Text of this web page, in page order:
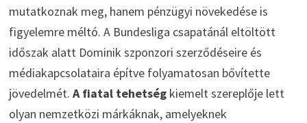
mutatkoznak meg, hanem pénzügyi növekedése is
figyelemre méltó. A Bundesliga csapatánál eltöltött
időszak alatt Dominik szponzori szerződéseire és
médiakapcsolataira építve folyamatosan bővítette
jövedelmét. A fiatal tehetségkiemelt szereplője lett
olyan nemzetközi márkáknak, amelyeknek